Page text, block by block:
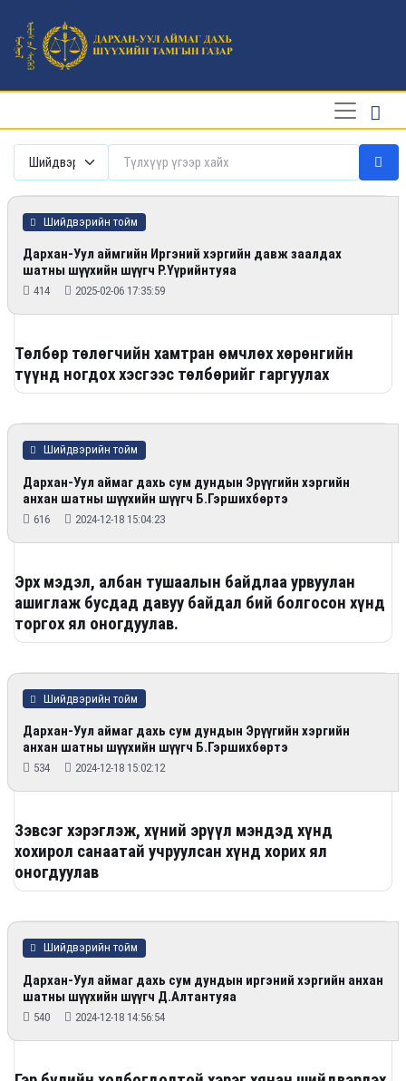
Шийдвэрийн тойм
Дархан-Уул аймгийн Иргэний хэргийн давж заалдах
шатны шүүхийн шүүгч Р.Үүрийнтуяа
414 2025-02-06 17:35:59
Төлбөр төлөгчийн хамтран өмчлөх хөрөнгийн
түүнд ногдох хэсгээс төлбөрийг гаргуулах
Шийдвэрийн тойм
Дархан-Уул аймаг дахь сум дундын Эрүүгийн хэргийн
анхан шатны шүүхийн шүүгч Б.Гэршихбөртэ
616 2024-12-18 15:04:23
Эрх мэдэл, албан тушаалын байдлаа урвуулан
ашиглаж бусдад давуу байдал бий болгосон хүнд
торгох ял оногдуулав.
Шийдвэрийн тойм
Дархан-Уул аймаг дахь сум дундын Эрүүгийн хэргийн
анхан шатны шүүхийн шүүгч Б.Гэршихбөртэ
534 2024-12-18 15:02:12
Зэвсэг хэрэглэж, хүний эрүүл мэндэд хүнд
хохирол санаатай учруулсан хүнд хорих ял
оногдуулав
Шийдвэрийн тойм
Дархан-Уул аймаг дахь сум дундын иргэний хэргийн анхан
шатны шүүхийн шүүгч Д.Алтантуяа
540 2024-12-18 14:56:54